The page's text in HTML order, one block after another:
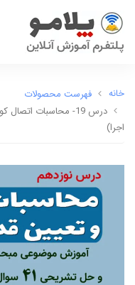
خانه
فهرست محصولات
درس 19- محاسبات
اجرا)